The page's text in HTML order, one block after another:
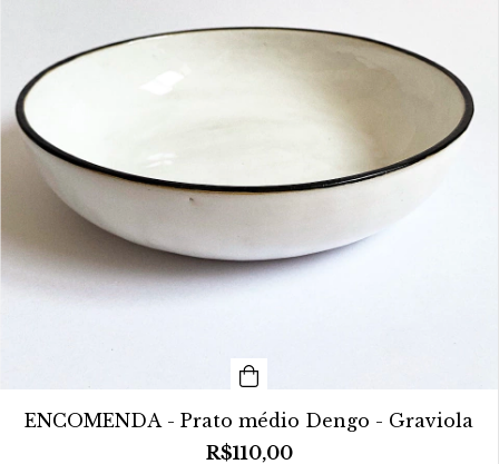
ENCOMENDA - Prato médio Dengo - Graviola
R$110,00